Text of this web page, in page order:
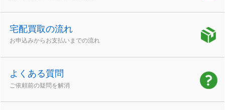
宅配買取の流れ
お申込みからお支払いまでの流れ
よくある質問
ご依頼前の疑問を解消